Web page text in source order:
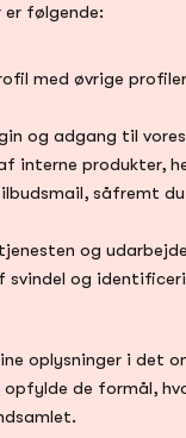
er følgende:
med øvrige
og adgang til
interne produkter,
såfremt
og
svindel og
oplysninger i det
de formål,